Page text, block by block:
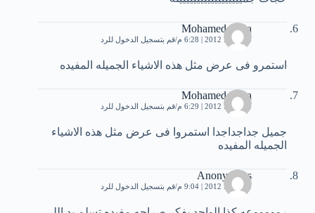
Mohamed orma
25 يونيو، 2012 | 6:28 م قم بتسجيل الدخول للرد
استمرو فى عرض مثل هذه الاشياء الجميله المفيده
Mohamed orma
25 يونيو، 2012 | 6:29 م قم بتسجيل الدخول للرد
جميل جداجداجدا استمروا فى عرض مثل هذه الاشياء
الجميله المفيده
Anonymous
25 يونيو، 2012 | 9:04 م قم بتسجيل الدخول للرد